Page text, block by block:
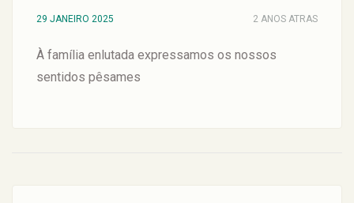
29 JANEIRO 2025 2 ANOS ATRAS
À família enlutada expressamos os nossos
sentidos pêsames